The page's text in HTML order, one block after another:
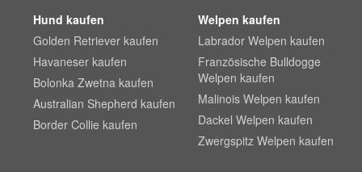
Hund kaufen
Golden Retriever kaufen
Havaneser kaufen
Bolonka Zwetna kaufen
Australian Shepherd kaufen
Border Collie kaufen
Welpen kaufen
Labrador Welpen kaufen
Französische Bulldogge
Welpen kaufen
Malinois Welpen kaufen
Dackel Welpen kaufen
Zwergspitz Welpen kaufen